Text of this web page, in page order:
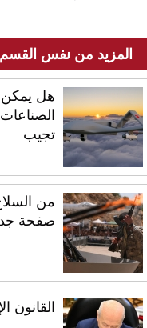
المزيد من نفس القسم
هل يمكن
الصناعات
تجيب
من
صفحة
القانون